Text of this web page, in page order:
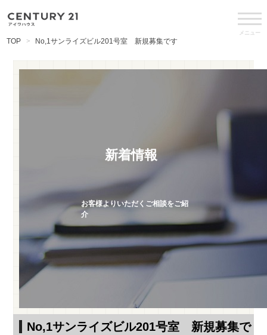
メニュー
TOP No,1サンライズビル201号室 新規募集です
新着情報
お客様よりいただくご相談をご紹
介
No,1サンライズビル201号室 新規募集で